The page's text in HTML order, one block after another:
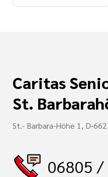
Caritas
St.
St.- Barbara-Höhe 1, D-
06805 /